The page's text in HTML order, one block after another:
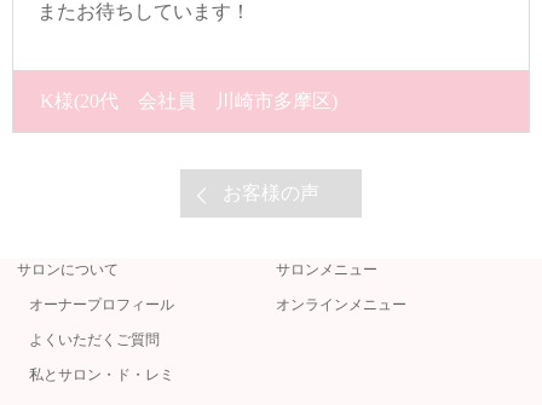
またお待ちしています！
K様(20代 会社員 川崎市多摩区)
お客様の声
サロンについて
オーナープロフィール
よくいただくご質問
私とサロン・ド・レミ
サロンメニュー
オンラインメニュー